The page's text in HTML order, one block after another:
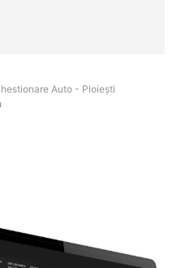
Auto - Ploieşti